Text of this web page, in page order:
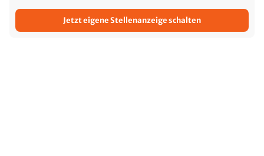
Jetzt eigene Stellenanzeige schalten